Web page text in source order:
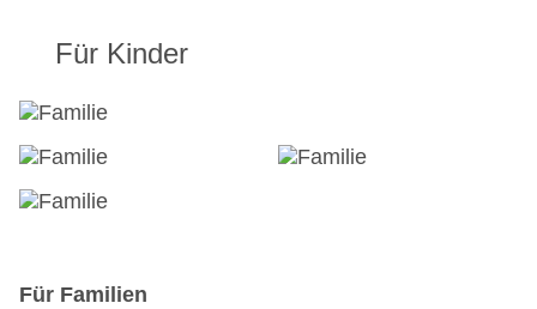
Mahlzeiten: gegen Gebühr, bei All Inclusive
Candlelightdinner: täglich 19:30 Uhr - 22:30 Uhr,
Anfrage & Reservierung notwendig, gegen
Gebühr, gesetztes Menü, Menüwahl
Weinprobe: gegen Gebühr, Anfrage &
Silvesterspecial: Buffet, Menü
Für Kinder
Für Familien